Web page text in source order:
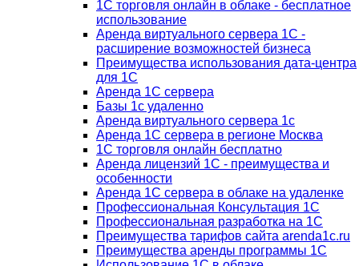
1С торговля онлайн в облаке - бесплатное
использование
Аренда виртуального сервера 1С -
расширение возможностей бизнеса
Преимущества использования дата-центра
для 1С
Аренда 1С сервера
Базы 1с удаленно
Аренда виртуального сервера 1с
Аренда 1С сервера в регионе Москва
1С торговля онлайн бесплатно
Аренда лицензий 1С - преимущества и
особенности
Аренда 1С сервера в облаке на удаленке
Профессиональная Консультация 1С
Профессиональная разработка на 1С
Преимущества тарифов сайта arenda1c.ru
Преимущества аренды программы 1С